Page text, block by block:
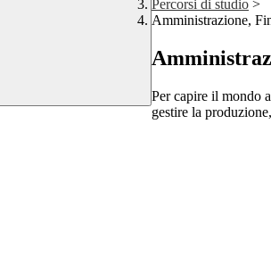
Percorsi di studio >
Amministrazione,
Per capire il mondo
gestire la